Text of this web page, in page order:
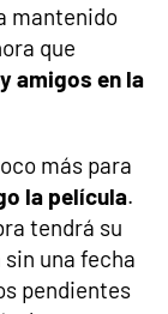
mantenido
que
amigos en la
más para
la película.
tendrá su
una fecha
pendientes